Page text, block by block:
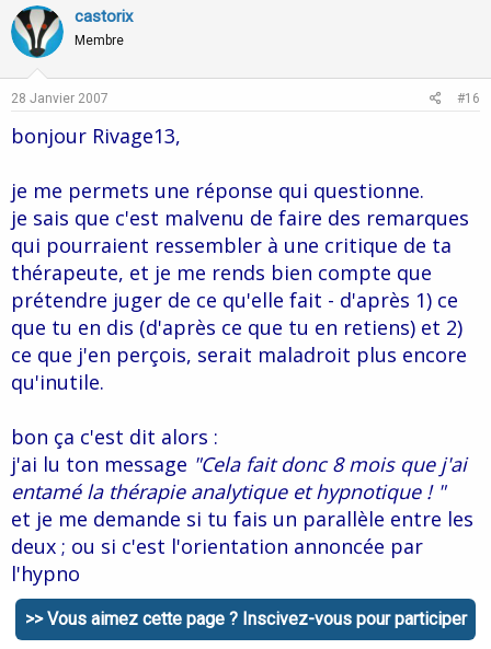
castorix
Membre
28 Janvier 2007 #16
bonjour Rivage13,
je me permets une réponse qui questionne.
je sais que c'est malvenu de faire des remarques
qui pourraient ressembler à une critique de ta
thérapeute, et je me rends bien compte que
prétendre juger de ce qu'elle fait - d'après 1) ce
que tu en dis (d'après ce que tu en retiens) et 2)
ce que j'en perçois, serait maladroit plus encore
qu'inutile.
bon ça c'est dit alors :
j'ai lu ton message "Cela fait donc 8 mois que j'ai
entamé la thérapie analytique et hypnotique ! "
et je me demande si tu fais un parallèle entre les
deux ; ou si c'est l'orientation annoncée par
l'hypno
par ailleurs j'ai lu aussi :"mon hypnotherapeute,
du training autogène elle veut me faire passer à la
>> Vous aimez cette page ? Inscivez-vous pour participer